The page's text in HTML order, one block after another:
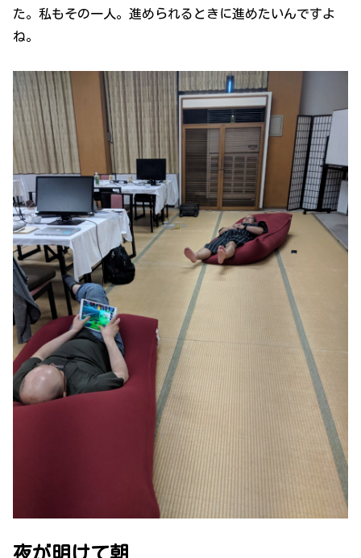
た。私もその一人。進められるときに進めたいんですよ
ね。
夜が明けて朝